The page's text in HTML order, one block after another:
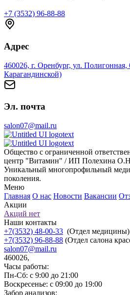
+7 (3532) 96-88-88
Адрес
460026, г. Оренбург, ул. Полигонная,
Карагандинской)
Эл. почта
salon07@mail.ru
Общество с ограниченной
центр "Витамин" / ИП Полехина
Уникальный многопрофильный
поколения.
Меню
Главная О нас Новости Вакансии
Акции
Акций нет
Наши контакты
+7(3532) 48-00-33 (Отдел
+7(3532) 96-88-88 (Отдел салона
salon07@mail.ru
460026,
Часы работы:
Пн-Сб: с 9:00 до 21:00
Воскресенье: с 09:00 до 19:00
Забор анализов: